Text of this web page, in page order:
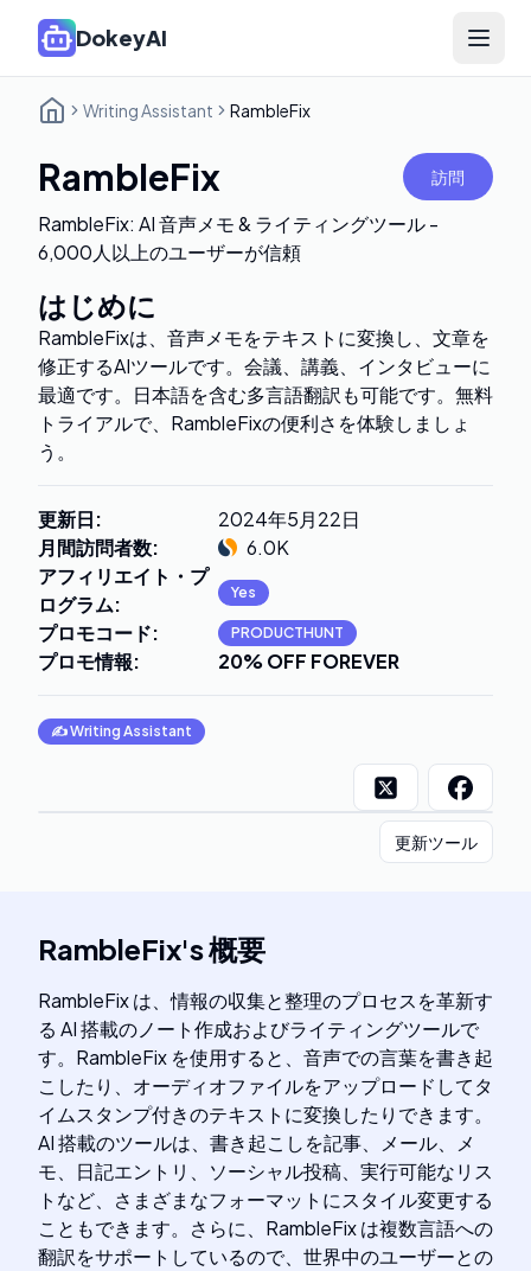
DokeyAI Open
Writing Assistant RambleFix
RambleFix 訪問
RambleFix: AI 音声メモ & ライティングツール -
6,000人以上のユーザーが信頼
はじめに
RambleFixは、音声メモをテキストに変換し、文章を
修正するAIツールです。会議、講義、インタビューに
最適です。日本語を含む多言語翻訳も可能です。無料
トライアルで、RambleFixの便利さを体験しましょ
う。
更新日:
2024年5月22日
月間訪問者数:
6.0K
アフィリエイト・プ
ログラム: Yes
プロモコード: PRODUCTHUNT
プロモ情報: 20% OFF FOREVER
✍️Writing Assistant
更新ツール
RambleFix's概要
RambleFix は、情報の収集と整理のプロセスを革新す
る AI 搭載のノート作成およびライティングツールで
す。RambleFix を使用すると、音声での言葉を書き起
こしたり、オーディオファイルをアップロードしてタ
イムスタンプ付きのテキストに変換したりできます。
AI 搭載のツールは、書き起こしを記事、メール、メ
モ、日記エントリ、ソーシャル投稿、実行可能なリス
トなど、さまざまなフォーマットにスタイル変更する
こともできます。さらに、RambleFix は複数言語への
翻訳をサポートしているので、世界中のユーザーとの